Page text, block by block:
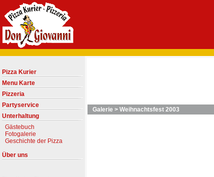
Galerie > Weihnachtsfest 2003
Pizza Kurier
Menu Karte
Pizzeria
Partyservice
Unterhaltung
Gästebuch
Fotogalerie
Geschichte der Pizza
Über uns